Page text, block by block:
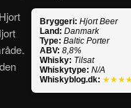
Bryggeri: Hjort Beer
Land: Danmark
Type: Baltic Porter
ABV: 8,8%
Whisky: Tilsat
Whiskytype: N/A
Whiskyblog.dk: